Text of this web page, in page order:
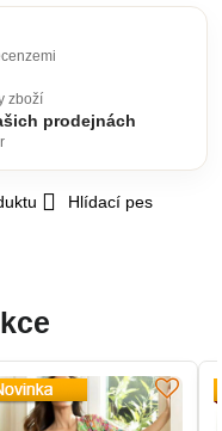
Hlídací pes
zboží
prodejnách